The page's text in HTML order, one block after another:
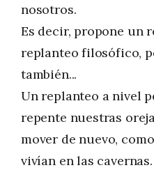
nosotros.
Es decir, propone un
replanteo filosófico,
también...
Un replanteo a nivel
repente nuestras
mover de nuevo,
vivían en las